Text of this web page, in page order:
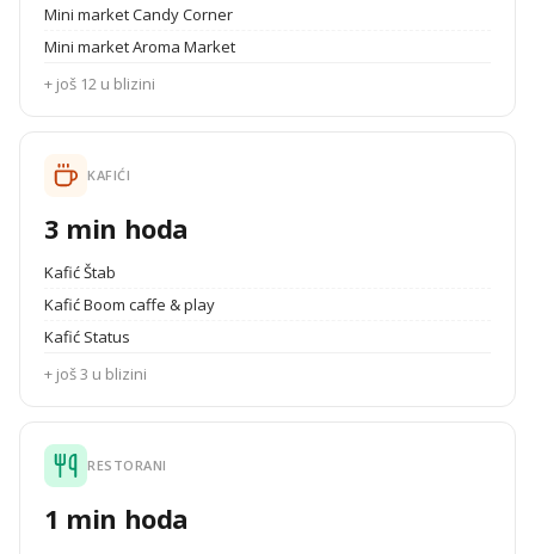
Mini market Candy Corner
Mini market Aroma Market
+ još 12 u blizini
KAFIĆI
3 min hoda
Kafić Štab
Kafić Boom caffe & play
Kafić Status
+ još 3 u blizini
RESTORANI
1 min hoda